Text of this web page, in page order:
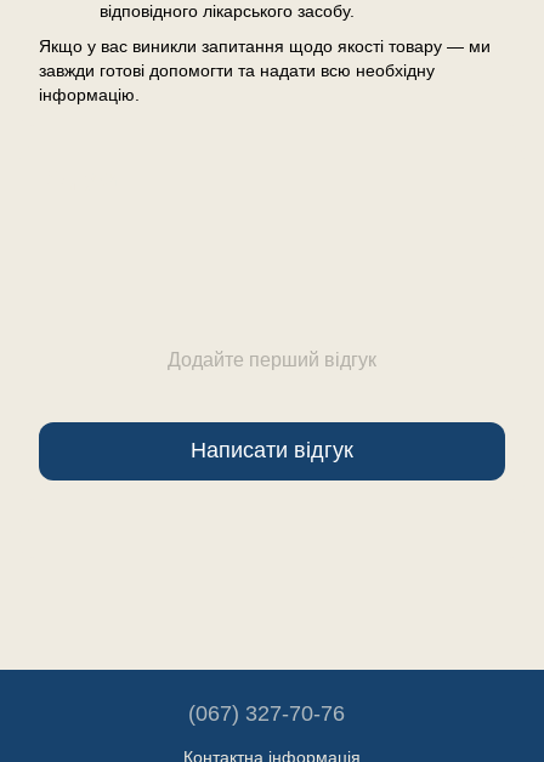
відповідного лікарського засобу.
Якщо у вас виникли запитання щодо якості товару — ми
завжди готові допомогти та надати всю необхідну
інформацію.
Додайте перший відгук
Написати відгук
(067) 327-70-76
Контактна інформація